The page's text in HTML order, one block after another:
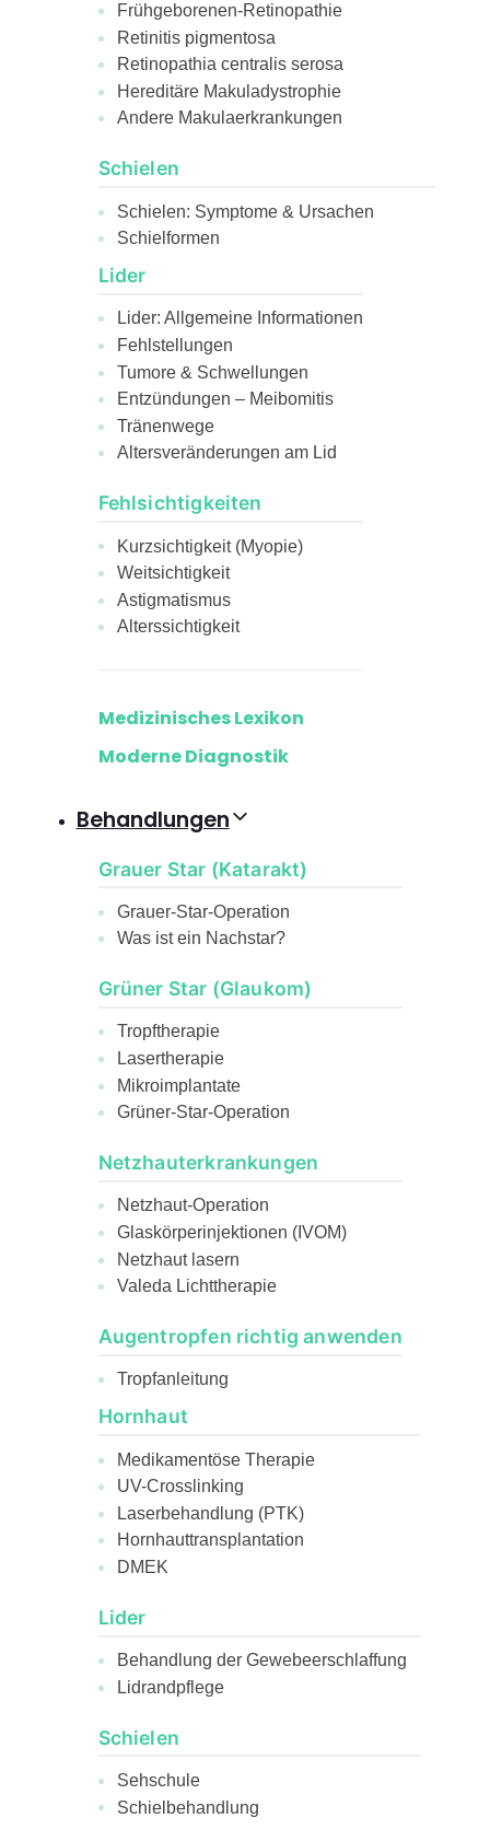
Frühgeborenen-Retinopathie
Retinitis pigmentosa
Retinopathia centralis serosa
Hereditäre Makuladystrophie
Andere Makulaerkrankungen
Schielen
Schielen: Symptome & Ursachen
Schielformen
Lider
Lider: Allgemeine Informationen
Fehlstellungen
Tumore & Schwellungen
Entzündungen – Meibomitis
Tränenwege
Altersveränderungen am Lid
Fehlsichtigkeiten
Kurzsichtigkeit (Myopie)
Weitsichtigkeit
Astigmatismus
Alterssichtigkeit
Medizinisches Lexikon
Moderne Diagnostik
Behandlungen
Grauer Star (Katarakt)
Grauer-Star-Operation
Was ist ein Nachstar?
Grüner Star (Glaukom)
Tropftherapie
Lasertherapie
Mikroimplantate
Grüner-Star-Operation
Netzhauterkrankungen
Netzhaut-Operation
Glaskörperinjektionen (IVOM)
Netzhaut lasern
Valeda Lichttherapie
Augentropfen richtig anwenden
Tropfanleitung
Hornhaut
Medikamentöse Therapie
UV-Crosslinking
Laserbehandlung (PTK)
Hornhauttransplantation
DMEK
Lider
Behandlung der Gewebeerschlaffung
Lidrandpflege
Schielen
Sehschule
Schielbehandlung